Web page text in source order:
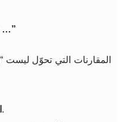
4) مقارنات مركزة: “الأفضل لـ …”
.